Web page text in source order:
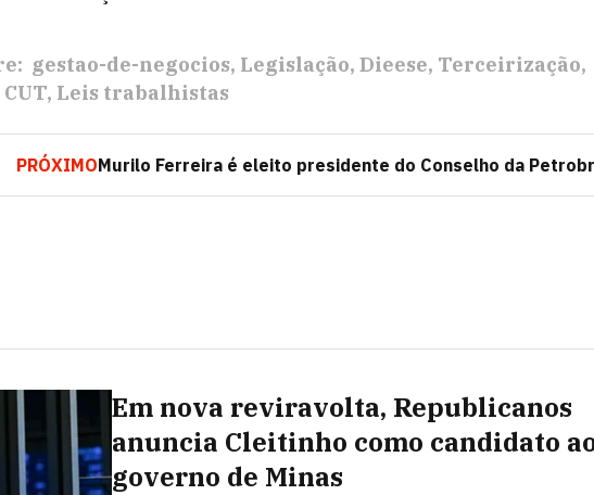
gestao-de-negocios Legislação Dieese Terceirização
CUT Leis trabalhistas
PRÓXIMOMurilo Ferreira é eleito presidente do Conselho da
Em nova reviravolta, Republicanos
anuncia Cleitinho como candidato
governo de Minas